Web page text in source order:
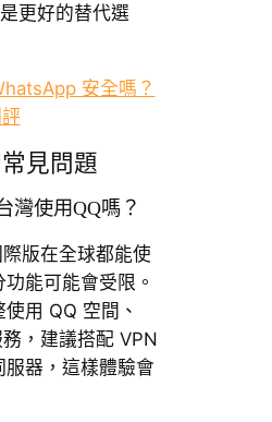
更好的替代選
安全嗎？
見問題
灣使用QQ嗎？
版在全球都能使
能可能會受限。
用 QQ 空間、
，建議搭配 VPN
服器，這樣體驗會